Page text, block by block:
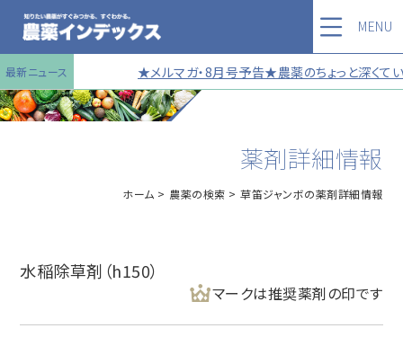
最新ニュース ★メルマガ・8月号予告★農薬のちょっと深
MENU
薬剤詳細情報
ホーム 農薬の検索 草笛ジャンボの薬剤詳細情報
水稲除草剤（h150）
マークは推奨薬剤の印です